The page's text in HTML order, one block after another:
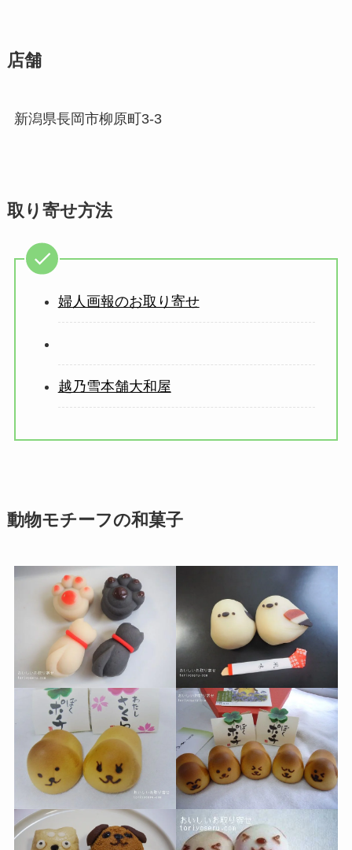
店舗
​新潟県長岡市柳原町3-3
取り寄せ方法
婦人画報のお取り寄せ
越乃雪本舗大和屋
動物モチーフの和菓子